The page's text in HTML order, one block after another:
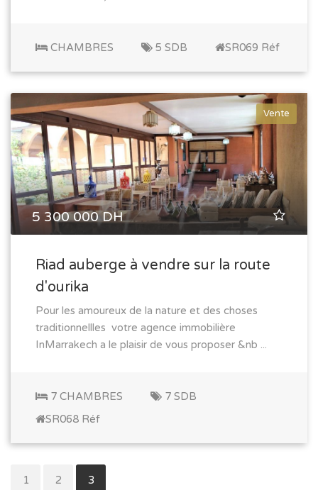
CHAMBRES 5 SDB SR069 Réf
Vente
5 300 000 DH
Riad auberge à vendre sur la route
d'ourika
Pour les amoureux de la nature et des choses
traditionnellles votre agence immobilière
InMarrakech a le plaisir de vous proposer &nb ...
7 CHAMBRES
7 SDB
SR068 Réf
1 2 3